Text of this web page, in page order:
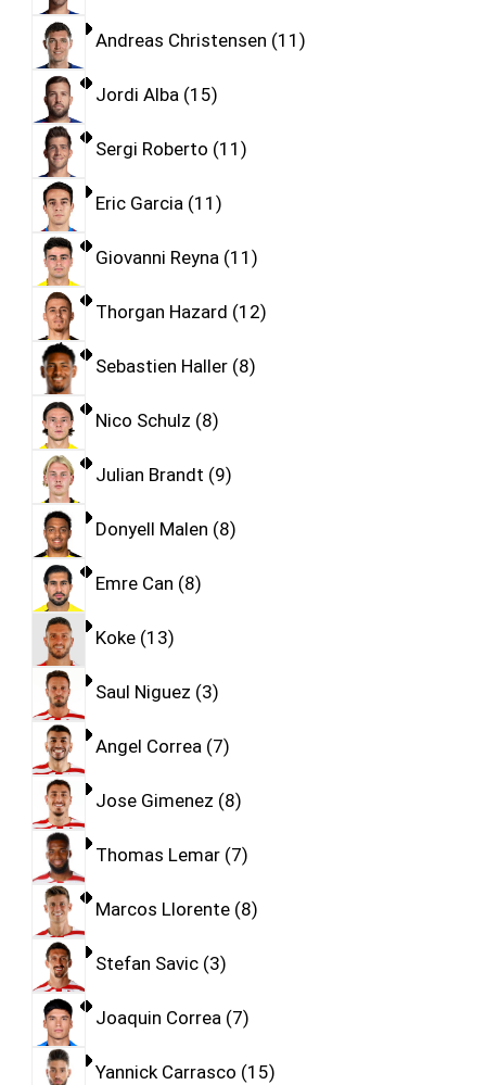
Andreas Christensen 11
Jordi Alba 15
Sergi Roberto 11
Eric Garcia 11
Giovanni Reyna 11
Thorgan Hazard 12
Sebastien Haller 8
Nico Schulz 8
Julian Brandt 9
Donyell Malen 8
Emre Can 8
Koke 13
Saul Niguez 3
Angel Correa 7
Jose Gimenez 8
Thomas Lemar 7
Marcos Llorente 8
Stefan Savic 3
Joaquin Correa 7
Yannick Carrasco 15